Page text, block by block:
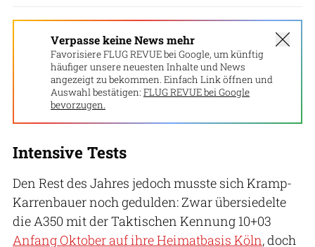
Verpasse keine News mehr
Favorisiere FLUG REVUE bei Google, um künftig
häufiger unsere neuesten Inhalte und News
angezeigt zu bekommen. Einfach Link öffnen und
Auswahl bestätigen: FLUG REVUE bei Google
bevorzugen.
Intensive Tests
Den Rest des Jahres jedoch musste sich Kramp-
Karrenbauer noch gedulden: Zwar übersiedelte
die A350 mit der Taktischen Kennung 10+03
Anfang Oktober auf ihre Heimatbasis Köln, doch